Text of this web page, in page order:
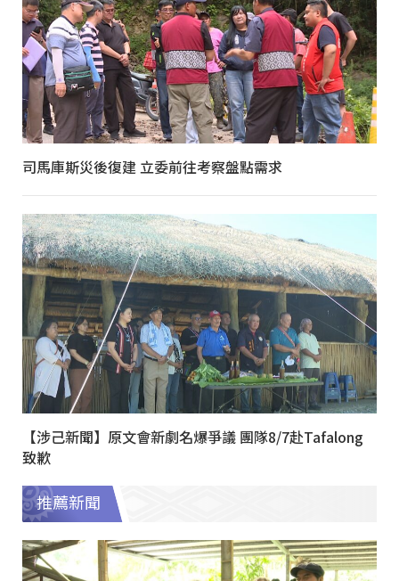
司馬庫斯災後復建 立委前往考察盤點需求
【涉己新聞】原文會新劇名爆爭議 團隊8/7赴Tafalong
致歉
推薦新聞